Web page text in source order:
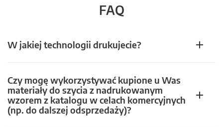
FAQ
W jakiej technologii drukujecie?
Czy mogę wykorzystywać kupione u Was
materiały do szycia z nadrukowanym
wzorem z katalogu w celach komercyjnych
(np. do dalszej odsprzedaży)?